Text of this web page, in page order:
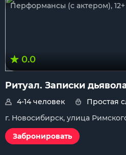
Перформансы (с актером), 12+
0.0
Ритуал. Записки
4-14 человек
Простая
г. Новосибирск, улица
Забронировать